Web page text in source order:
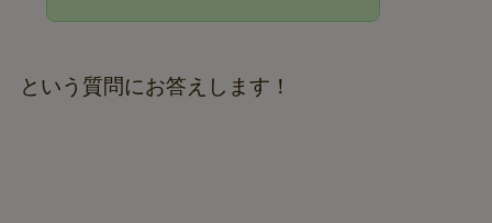
という質問にお答えします！